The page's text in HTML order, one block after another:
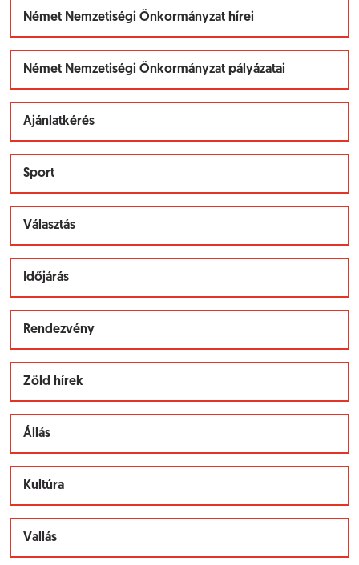
Német Nemzetiségi Önkormányzat hírei
Német Nemzetiségi Önkormányzat pályázatai
Ajánlatkérés
Sport
Választás
Időjárás
Rendezvény
Zöld hírek
Állás
Kultúra
Vallás